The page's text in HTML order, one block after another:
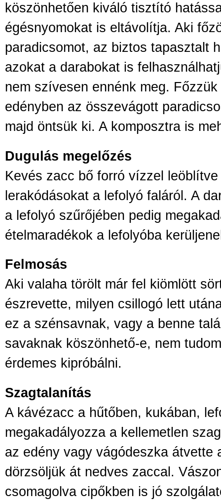
köszönhetően kiváló tisztító
égésnyomokat is eltávolítja. Aki
paradicsomot, az biztos tapasztalt
azokat a darabokat is
nem szívesen ennénk meg.
edényben az összevágott
majd öntsük ki. A komposztra is
Dugulás megelőzés
Kevés zacc bő forró vízzel
lerakódásokat a lefolyó faláról. A
a lefolyó szűrőjében pedig
ételmaradékok a lefolyóba
Felmosás
Aki valaha törölt már fel kiömlött
észrevette, milyen csillogó lett
ez a szénsavnak, vagy a benne
savaknak köszönhető-e, nem
érdemes kipróbálni.
Szagtalanítás
A kávézacc a hűtőben, kukában,
megakadályozza a kellemetlen
az edény vagy vágódeszka átvette
dörzsöljük át nedves zaccal.
csomagolva cipőkben is jó